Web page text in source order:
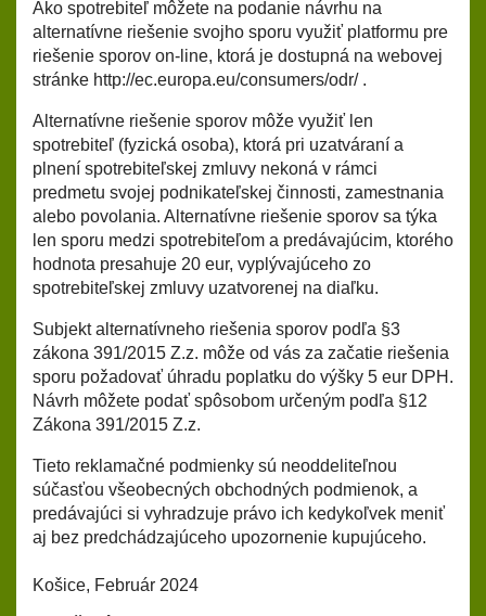
Ako spotrebiteľ môžete na podanie návrhu na
alternatívne riešenie svojho sporu využiť platformu pre
riešenie sporov on-line, ktorá je dostupná na webovej
stránke http://ec.europa.eu/consumers/odr/.
Alternatívne riešenie sporov môže využiť len
spotrebiteľ (fyzická osoba), ktorá pri uzatváraní a
plnení spotrebiteľskej zmluvy nekoná v rámci
predmetu svojej podnikateľskej činnosti, zamestnania
alebo povolania. Alternatívne riešenie sporov sa týka
len sporu medzi spotrebiteľom a predávajúcim, ktorého
hodnota presahuje 20 eur, vyplývajúceho zo
spotrebiteľskej zmluvy uzatvorenej na diaľku.
Subjekt alternatívneho riešenia sporov podľa §3
zákona 391/2015 Z.z. môže od vás za začatie riešenia
sporu požadovať úhradu poplatku do výšky 5 eur DPH.
Návrh môžete podať spôsobom určeným podľa §12
Zákona 391/2015 Z.z.
Tieto reklamačné podmienky sú neoddeliteľnou
súčasťou všeobecných obchodných podmienok, a
predávajúci si vyhradzuje právo ich kedykoľvek meniť
aj bez predchádzajúceho upozornenie kupujúceho.
Košice, Február 2024